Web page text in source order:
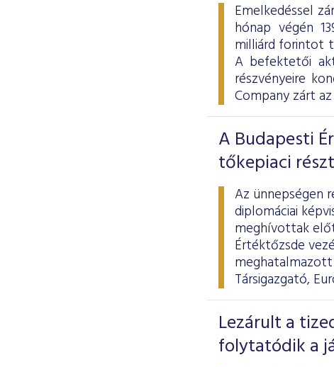
Emelkedéssel
hónap végén
milliárd forintot
A befektetői
részvényeire
Company zárt
A Budapesti
tőkepiaci
Az ünnepségen
diplomáciai
meghívottak
Értéktőzsde
meghatalmazott
Társigazgató,
Lezárult a
folytatódik a